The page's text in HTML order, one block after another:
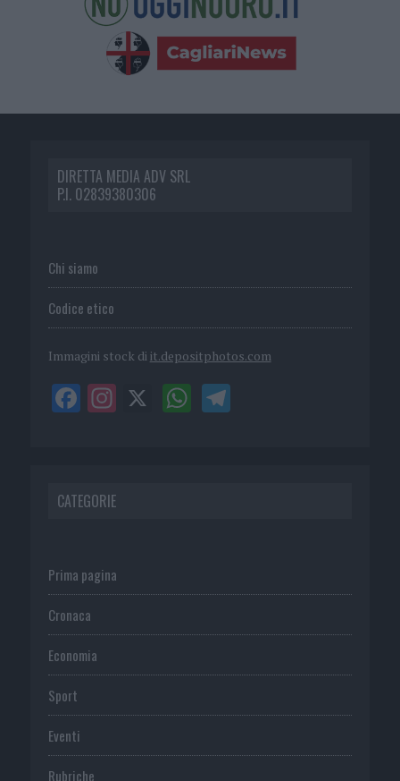
DIRETTA MEDIA ADV SRL
P.I. 02839380306
Chi siamo
Codice etico
Immagini stock di it.depositphotos.com
CATEGORIE
Prima pagina
Cronaca
Economia
Sport
Eventi
Rubriche